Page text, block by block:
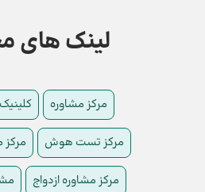
لینک های
مرکز مشاوره
مرکز تست هوش مرکز
مرکز مشاوره ازدواج